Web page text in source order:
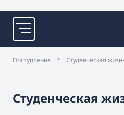
Поступление > Студенческая
Студенческая